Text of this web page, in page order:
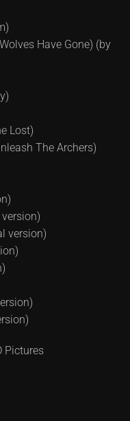
Have Gone) (by
Lost)
The Archers)
version)
Pictures